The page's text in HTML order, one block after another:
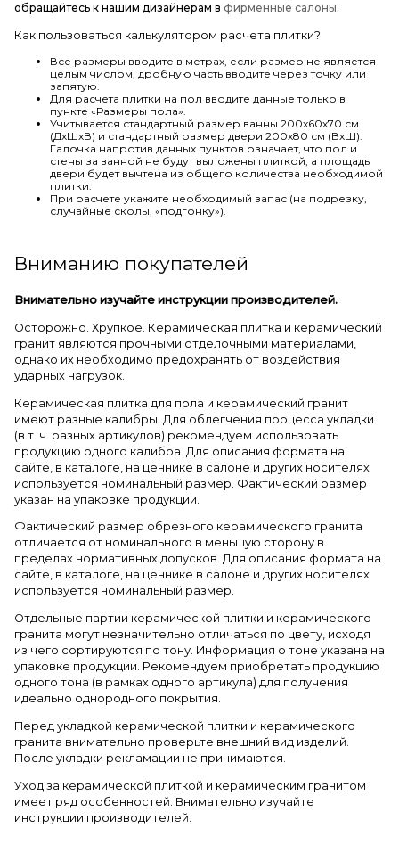
обращайтесь к нашим дизайнерам в фирменные салоны.
Как пользоваться калькулятором расчета плитки?
Все размеры вводите в метрах, если размер не является
целым числом, дробную часть вводите через точку или
запятую.
Для расчета плитки на пол вводите данные только в
пункте «Размеры пола».
Учитывается стандартный размер ванны 200х60х70 см
(ДхШхВ) и стандартный размер двери 200х80 см (ВхШ).
Галочка напротив данных пунктов означает, что пол и
стены за ванной не будут выложены плиткой, а площадь
двери будет вычтена из общего количества необходимой
плитки.
При расчете укажите необходимый запас (на подрезку,
случайные сколы, «подгонку»).
Вниманию покупателей
Внимательно изучайте инструкции производителей.
Осторожно. Хрупкое. Керамическая плитка и керамический
гранит являются прочными отделочными материалами,
однако их необходимо предохранять от воздействия
ударных нагрузок.
Керамическая плитка для пола и керамический гранит
имеют разные калибры. Для облегчения процесса укладки
(в т. ч. разных артикулов) рекомендуем использовать
продукцию одного калибра. Для описания формата на
сайте, в каталоге, на ценнике в салоне и других носителях
используется номинальный размер. Фактический размер
указан на упаковке продукции.
Фактический размер обрезного керамического гранита
отличается от номинального в меньшую сторону в
пределах нормативных допусков. Для описания формата на
сайте, в каталоге, на ценнике в салоне и других носителях
используется номинальный размер.
Отдельные партии керамической плитки и керамического
гранита могут незначительно отличаться по цвету, исходя
из чего сортируются по тону. Информация о тоне указана на
упаковке продукции. Рекомендуем приобретать продукцию
одного тона (в рамках одного артикула) для получения
идеально однородного покрытия.
Перед укладкой керамической плитки и керамического
гранита внимательно проверьте внешний вид изделий.
После укладки рекламации не принимаются.
Уход за керамической плиткой и керамическим гранитом
имеет ряд особенностей. Внимательно изучайте
инструкции производителей.